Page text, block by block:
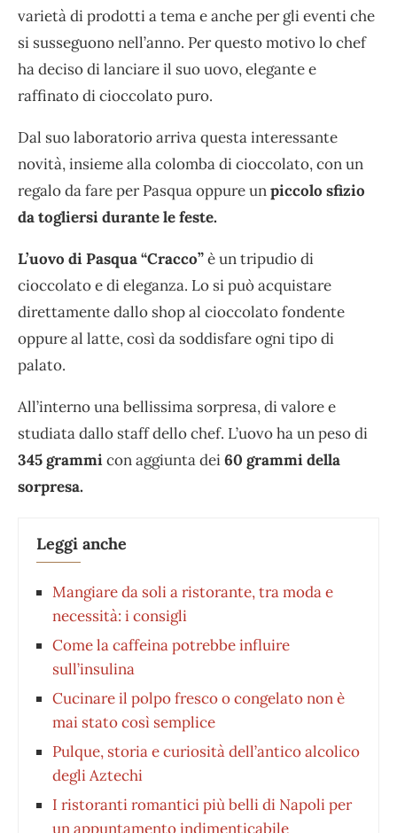
varietà di prodotti a tema e anche per gli eventi che
si susseguono nell’anno. Per questo motivo lo chef
ha deciso di lanciare il suo uovo, elegante e
raffinato di cioccolato puro.
Dal suo laboratorio arriva questa interessante
novità, insieme alla colomba di cioccolato, con un
regalo da fare per Pasqua oppure unpiccolo sfizio
da togliersi durante le feste.
L’uovo di Pasqua “Cracco”è un tripudio di
cioccolato e di eleganza. Lo si può acquistare
direttamente dallo shop al cioccolato fondente
oppure al latte, così da soddisfare ogni tipo di
palato.
All’interno una bellissima sorpresa, di valore e
studiata dallo staff dello chef. L’uovo ha un peso di
345 grammicon aggiunta dei60 grammi della
sorpresa.
Leggi anche
Mangiare da soli a ristorante, tra moda e
necessità: i consigli
Come la caffeina potrebbe influire
sull’insulina
Cucinare il polpo fresco o congelato non è
mai stato così semplice
Pulque, storia e curiosità dell’antico alcolico
degli Aztechi
I ristoranti romantici più belli di Napoli per
un appuntamento indimenticabile